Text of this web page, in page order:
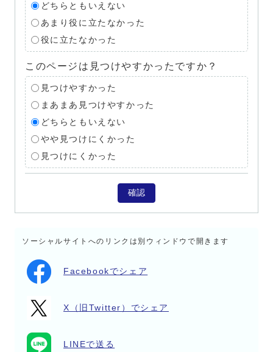
どちらともいえない
あまり役に立たなかった
役に立たなかった
このページは見つけやすかったですか？
見つけやすかった
まあまあ見つけやすかった
どちらともいえない
やや見つけにくかった
見つけにくかった
確認
ソーシャルサイトへのリンクは別ウィンドウで開きます
Facebookでシェア
X（旧Twitter）でシェア
LINEで送る